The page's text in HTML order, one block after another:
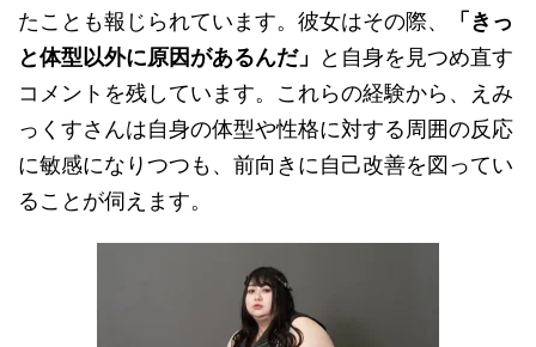
たことも報じられています。彼女はその際、
「きっ
と体型以外に原因があるんだ」
と自身を見つめ直す
コメントを残しています。これらの経験から、えみ
っくすさんは自身の体型や性格に対する周囲の反応
に敏感になりつつも、前向きに自己改善を図ってい
ることが伺えます。